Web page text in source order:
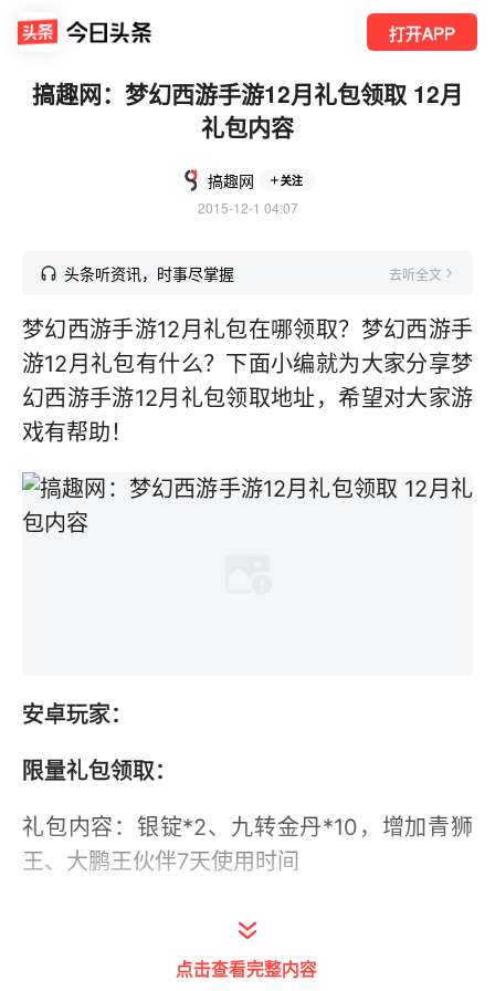
打开APP
搞趣网：梦幻西游手游12月礼包领取 12月
礼包内容
搞趣网 关注
2015-12-1 04:07
头条听资讯，时事尽掌握 去听全文
梦幻西游手游12月礼包在哪领取？梦幻西游手
游12月礼包有什么？下面小编就为大家分享梦
幻西游手游12月礼包领取地址，希望对大家游
戏有帮助！
安卓玩家：
限量礼包领取：
礼包内容：银锭*2、九转金丹*10，增加青狮
王、大鹏王伙伴7天使用时间
梦幻西游手游礼包怎么兑换：
1、打开梦幻西游手游礼包领取地址
点击查看完整内容